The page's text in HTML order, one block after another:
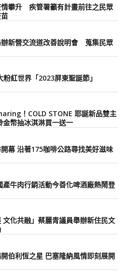
情攀升 疾管署籲有計畫前往之民眾
新營交流道改善說明會 蒐集民眾
紅世界「2023屏東聖誕節」
！COLD STONE 耶誕新品雙主
金幣抽冰淇淋買一送一
幕 沿著175咖啡公路尋找美好滋味
產牛肉行銷活動今善化啤酒廠熱鬧登
文化共融」蔡麗青議員舉辦新住民文
伯利恆之星 巴塞隆納風情即刻展開